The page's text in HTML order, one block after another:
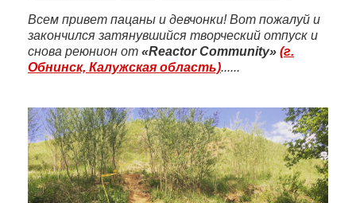
Всем привет пацаны и девчонки! Вот пожалуй и
закончился затянувшийся творческий отпуск и
снова реюнион от «Reactor Community» (г.
Обнинск, Калужская область)......